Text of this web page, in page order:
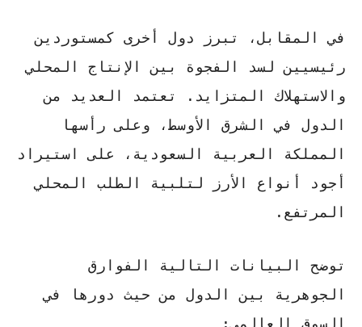
في المقابل، تبرز دول أخرى كمستوردين
رئيسيين لسد الفجوة بين الإنتاج المحلي
والاستهلاك المتزايد. تعتمد العديد من
الدول في الشرق الأوسط، وعلى رأسها
المملكة العربية السعودية، على استيراد
أجود أنواع الأرز لتلبية الطلب المحلي
المرتفع.
توضح البيانات التالية الفوارق
الجوهرية بين الدول من حيث دورها في